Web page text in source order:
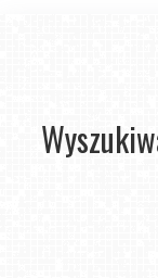
Krynica
Morska